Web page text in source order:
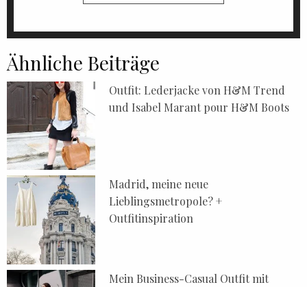
Ähnliche Beiträge
Outfit: Lederjacke von H&M Trend
und Isabel Marant pour H&M Boots
Madrid, meine neue
Lieblingsmetropole? +
Outfitinspiration
Mein Business-Casual Outfit mit